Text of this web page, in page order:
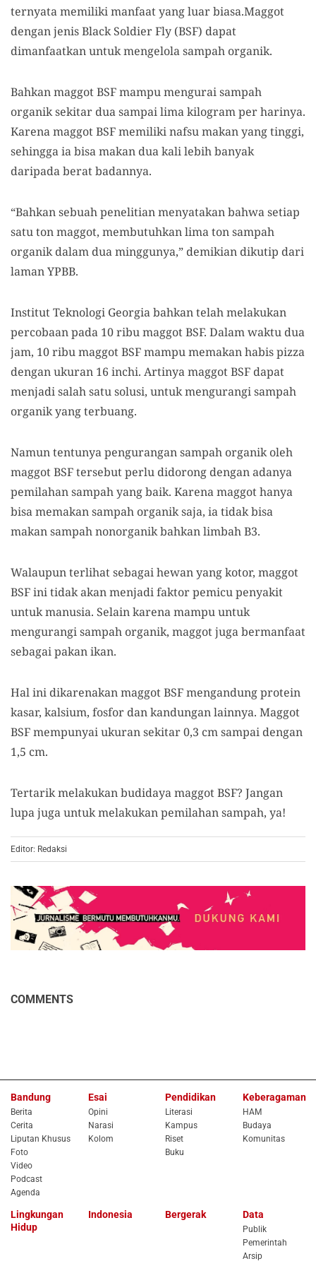
ternyata memiliki manfaat yang luar biasa.Maggot
dengan jenis Black Soldier Fly (BSF) dapat
dimanfaatkan untuk mengelola sampah organik.
Bahkan maggot BSF mampu mengurai sampah
organik sekitar dua sampai lima kilogram per harinya.
Karena maggot BSF memiliki nafsu makan yang tinggi,
sehingga ia bisa makan dua kali lebih banyak
daripada berat badannya.
“Bahkan sebuah penelitian menyatakan bahwa setiap
satu ton maggot, membutuhkan lima ton sampah
organik dalam dua minggunya,” demikian dikutip dari
laman YPBB.
Institut Teknologi Georgia bahkan telah melakukan
percobaan pada 10 ribu maggot BSF. Dalam waktu dua
jam, 10 ribu maggot BSF mampu memakan habis pizza
dengan ukuran 16 inchi. Artinya maggot BSF dapat
menjadi salah satu solusi, untuk mengurangi sampah
organik yang terbuang.
Namun tentunya pengurangan sampah organik oleh
maggot BSF tersebut perlu didorong dengan adanya
pemilahan sampah yang baik. Karena maggot hanya
bisa memakan sampah organik saja, ia tidak bisa
makan sampah nonorganik bahkan limbah B3.
Walaupun terlihat sebagai hewan yang kotor, maggot
BSF ini tidak akan menjadi faktor pemicu penyakit
untuk manusia. Selain karena mampu untuk
mengurangi sampah organik, maggot juga bermanfaat
sebagai pakan ikan.
Hal ini dikarenakan maggot BSF mengandung protein
kasar, kalsium, fosfor dan kandungan lainnya. Maggot
BSF mempunyai ukuran sekitar 0,3 cm sampai dengan
1,5 cm.
Tertarik melakukan budidaya maggot BSF? Jangan
lupa juga untuk melakukan pemilahan sampah, ya!
Editor: Redaksi
COMMENTS
Bandung
Berita
Cerita
Liputan Khusus
Foto
Video
Podcast
Agenda
Esai
Opini
Narasi
Kolom
Pendidikan
Literasi
Kampus
Riset
Buku
Keberagaman
HAM
Budaya
Komunitas
Lingkungan
Hidup
Indonesia Bergerak Data
Publik
Pemerintah
Arsip